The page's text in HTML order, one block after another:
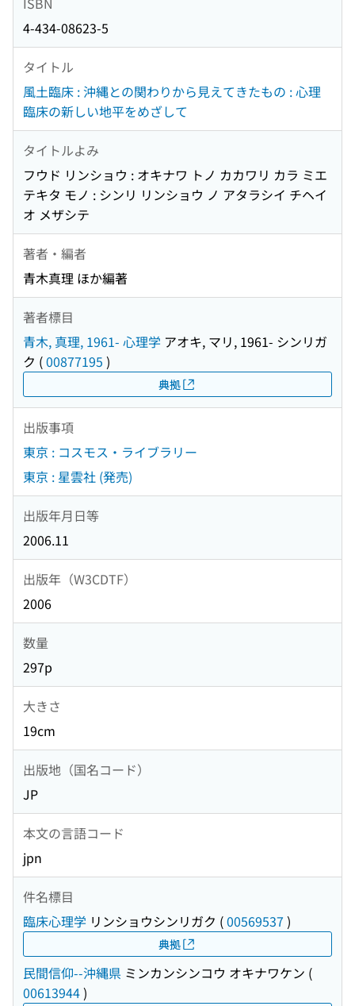
4-434-08623-5
タイトル
風土臨床 : 沖縄との関わりから見えてきたもの : 心理
臨床の新しい地平をめざして
タイトルよみ
フウド リンショウ : オキナワ トノ カカワリ カラ ミエ
テキタ モノ : シンリ リンショウ ノ アタラシイ チヘイ
オ メザシテ
著者・編者
青木真理 ほか編著
著者標目
青木, 真理, 1961- 心理学 アオキ, マリ, 1961- シンリガ
ク (00877195 )
典拠
出版事項
東京 : コスモス・ライブラリー
東京 : 星雲社 (発売)
出版年月日等
2006.11
出版年（W3CDTF）
2006
数量
297p
大きさ
19cm
出版地（国名コード）
JP
本文の言語コード
jpn
件名標目
臨床心理学 リンショウシンリガク (00569537 )
典拠
民間信仰--沖縄県 ミンカンシンコウ オキナワケン (
00613944)